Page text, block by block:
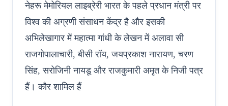
नेहरू मेमोरियल लाइब्रेरी भारत के पहले प्रधान मंत्री पर
विश्व की अग्रणी संसाधन केंद्र है और इसकी
अभिलेखागार में महात्मा गांधी के लेखन में अलावा सी
राजगोपालाचारी, बीसी रॉय, जयप्रकाश नारायण, चरण
सिंह, सरोजिनी नायडू और राजकुमारी अमृत के निजी पत्र
हैं। कौर शामिल हैं